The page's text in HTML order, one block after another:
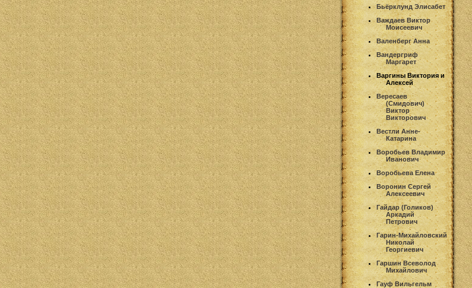
Бьёрклунд Элисабет
Важдаев Виктор
Моисеевич
Валенберг Анна
Вандергриф
Маргарет
Варгины Виктория и
Алексей
Вересаев
(Смидович)
Виктор
Викторович
Вестли Анне-
Катарина
Воробьев Владимир
Иванович
Воробьева Елена
Воронин Сергей
Алексеевич
Гайдар (Голиков)
Аркадий
Петрович
Гарин-Михайловский
Николай
Георгиевич
Гаршин Всеволод
Михайлович
Гауф Вильгельм